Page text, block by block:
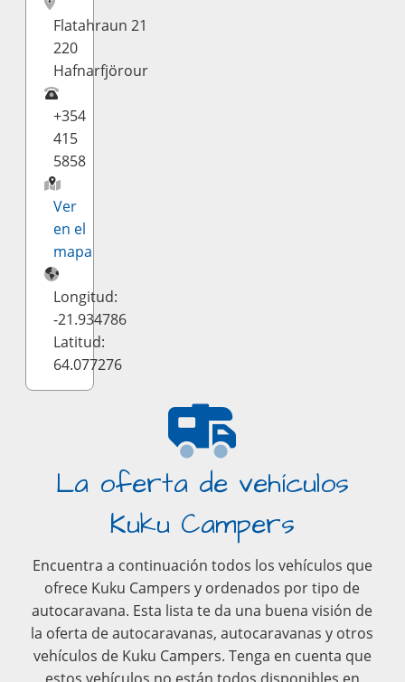
Flatahraun 21
220
Hafnarfjörour
+354
415
5858
Ver
en el
mapa
Longitud:
-21.934786
Latitud:
64.077276
La oferta de vehículos
Kuku Campers
Encuentra a continuación todos los vehículos que
ofrece Kuku Campers y ordenados por tipo de
autocaravana. Esta lista te da una buena visión de
la oferta de autocaravanas, autocaravanas y otros
vehículos de Kuku Campers. Tenga en cuenta que